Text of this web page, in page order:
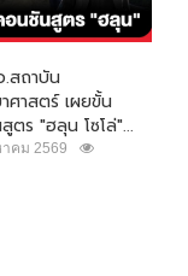
สถาบัน
ศาสตร์ เผยขั้น
ตร "ฮลุน โซโล่"...
คม 2569